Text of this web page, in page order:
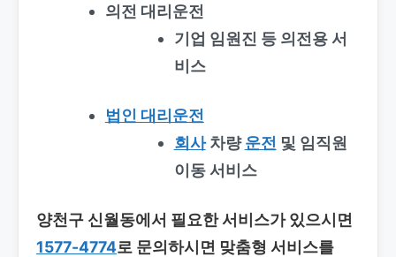
의전 대리운전
기업 임원진 등 의전용 서
비스
법인 대리운전
회사차량운전 및 임직원
이동 서비스
양천구 신월동에서 필요한 서비스가 있으시면
1577-4774로 문의하시면 맞춤형 서비스를